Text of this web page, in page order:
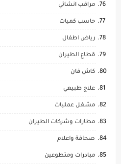
مراقب انشائي
حاسب كميات
رياض اطفال
قطاع الطيران
كاش فان
علاج طبيعي
مشغل عمليات
مطارات وشركات الطيران
صحافة واعلام
مبادرات ومتطوعين